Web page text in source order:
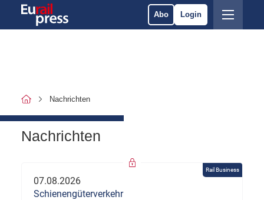
Abo Login
Nachrichten
Nachrichten
Rail Business
07.08.2026
Schienengüterverkehr